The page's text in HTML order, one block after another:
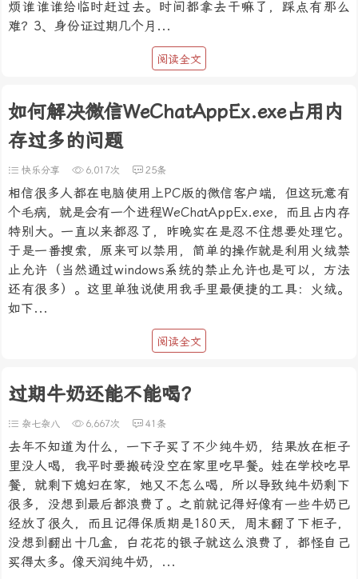
烦谁谁谁给临时赶过去。时间都拿去干嘛了，踩点有那么
难？3、身份证过期几个月...
阅读全文
如何解决微信WeChatAppEx.exe占用内
存过多的问题
快乐分享 6,017次 25条
相信很多人都在电脑使用上PC版的微信客户端，但这玩意有
个毛病，就是会有一个进程WeChatAppEx.exe，而且占内存
特别大。一直以来都忍了，昨晚实在是忍不住想要处理它。
于是一番搜索，原来可以禁用，简单的操作就是利用火绒禁
止允许（当然通过windows系统的禁止允许也是可以，方法
还有很多）。这里单独说使用我手里最便捷的工具：火绒。
如下...
阅读全文
过期牛奶还能不能喝？
杂七杂八 6,667次 41条
去年不知道为什么，一下子买了不少纯牛奶，结果放在柜子
里没人喝，我平时要搬砖没空在家里吃早餐。娃在学校吃早
餐，就剩下媳妇在家，她又不怎么喝，所以导致纯牛奶剩下
很多，没想到最后都浪费了。之前就记得好像有一些牛奶已
经放了很久，而且记得保质期是180天，周末翻了下柜子，
没想到翻出十几盒，白花花的银子就这么浪费了，都怪自己
买得太多。像天润纯牛奶，...